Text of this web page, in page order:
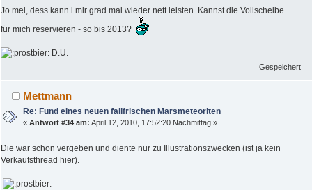
Jo mei, dess kann i mir grad mal wieder nett leisten. Kannst die Vollscheibe
für mich reservieren - so bis 2013?
D.U.
Gespeichert
Mettmann
Re: Fund eines neuen fallfrischen Marsmeteoriten
«Antwort #34 am: April 12, 2010, 17:52:20 Nachmittag »
Die war schon vergeben und diente nur zu Illustrationszwecken (ist ja kein
Verkaufsthread hier).